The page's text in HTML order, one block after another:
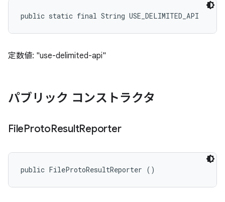
public static final String USE_DELIMITED_API
定数値: "use-delimited-api"
パブリック コンストラクタ
FileProtoResultReporter
public FileProtoResultReporter ()